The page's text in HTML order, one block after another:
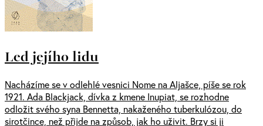
Led jejího lidu
Nacházíme se v odlehlé vesnici Nome na Aljašce, píše se rok
1921. Ada Blackjack, dívka z kmene Inupiat, se rozhodne
odložit svého syna Bennetta, nakaženého tuberkulózou, do
sirotčince, než přijde na způsob, jak ho uživit. Brzy si ji